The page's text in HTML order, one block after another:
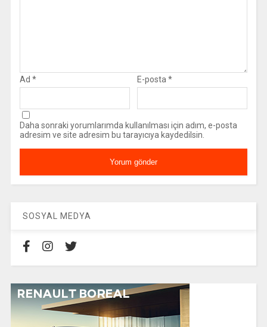
Ad * E-posta*
Daha sonraki yorumlarımda kullanılması için adım, e-posta
adresim ve site adresim bu tarayıcıya kaydedilsin.
SOSYAL MEDYA